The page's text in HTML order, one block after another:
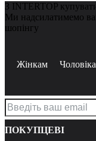
З INTERTOP
Ми надсилатимемо
шопінгу
Жінкам
ПОКУПЦЕВІ